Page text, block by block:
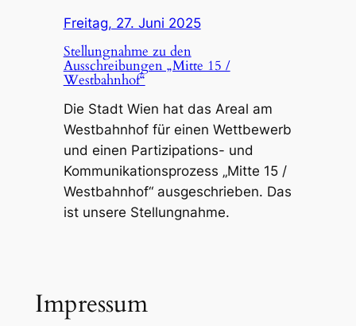
Freitag, 27. Juni 2025
Stellungnahme zu den
Ausschreibungen „Mitte 15 /
Westbahnhof“
Die Stadt Wien hat das Areal am
Westbahnhof für einen Wettbewerb
und einen Partizipations- und
Kommunikationsprozess „Mitte 15 /
Westbahnhof“ ausgeschrieben. Das
ist unsere Stellungnahme.
Impressum